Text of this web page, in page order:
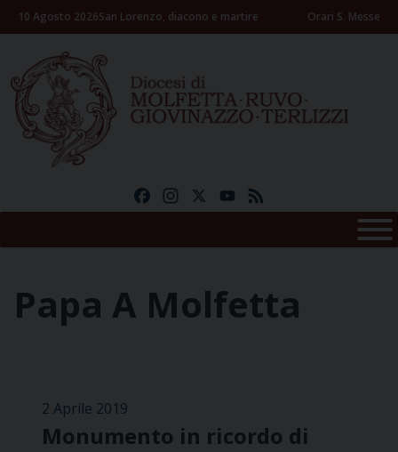
Skip10 Agosto 2026San Lorenzo, diacono e martire Orari S. Messe
FacebookInstagramYouTube
Papa A Molfetta
2 Aprile 2019
Monumento in ricordo di